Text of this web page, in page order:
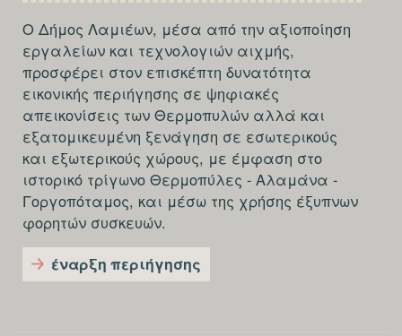
Ο Δήμος Λαμιέων, μέσα από την αξιοποίηση
εργαλείων και τεχνολογιών αιχμής,
προσφέρει στον επισκέπτη δυνατότητα
εικονικής περιήγησης σε ψηφιακές
απεικονίσεις των Θερμοπυλών αλλά και
εξατομικευμένη ξενάγηση σε εσωτερικούς
και εξωτερικούς χώρους, με έμφαση στο
ιστορικό τρίγωνο Θερμοπύλες - Αλαμάνα -
Γοργοπόταμος, και μέσω της χρήσης έξυπνων
φορητών συσκευών.
έναρξη περιήγησης